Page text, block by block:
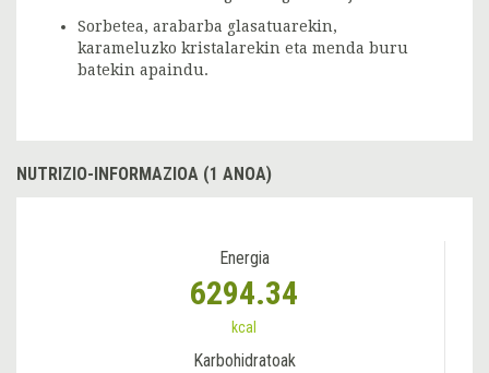
Sorbetea, arabarba glasatuarekin,
karameluzko kristalarekin eta menda buru
batekin apaindu.
NUTRIZIO-INFORMAZIOA (1 ANOA)
Energia
6294.34
kcal
Karbohidratoak